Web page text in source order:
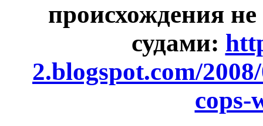
происхождения не
судами:
2.blogspot.com/
cops-